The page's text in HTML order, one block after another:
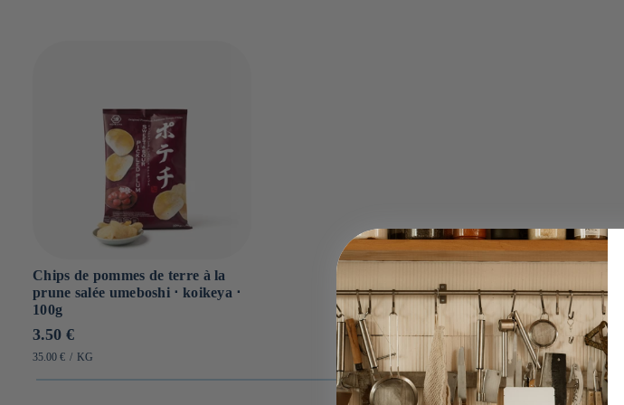
Chips de pommes de terre à la
prune salée umeboshi ⋅ koikeya ⋅
100g
Prix
habituel
3.50 €
PRIX
35.00 € / PAR
KG